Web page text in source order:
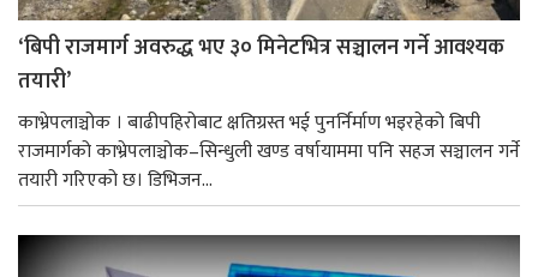
‘बिपी राजमार्ग अवरुद्ध भए ३० मिनेटभित्र सञ्चालन गर्ने आवश्यक
तयारी’
काभ्रेपलाञ्चोक । बाढीपहिरोबाट क्षतिग्रस्त भई पुनर्निर्माण भइरहेको बिपी
राजमार्गको काभ्रेपलाञ्चोक–सिन्धुली खण्ड वर्षायाममा पनि सहज सञ्चालन गर्ने
तयारी गरिएको छ। डिभिजन...